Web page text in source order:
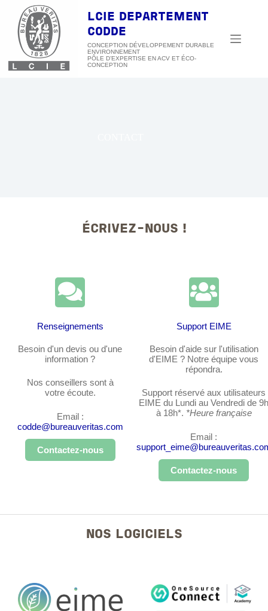
contenu
LCIE DEPARTEMENT
CODDE
CONCEPTION DÉVELOPPEMENT DURABLE
ENVIRONNEMENT
ÉCRIVEZ-NOUS !
Renseignements
Besoin d'un devis ou d'une
information ?
Nos conseillers sont à
votre écoute.
Email :
codde@bureauveritas.com
Contactez-nous
Support EIME
Besoin d'aide sur l'utilisation
d'EIME ? Notre équipe vous
répondra.
Support réservé aux utilisateurs
EIME du Lundi au Vendredi de
à 18h*. *Heure française
Email :
Contactez-nous
NOS LOGICIELS